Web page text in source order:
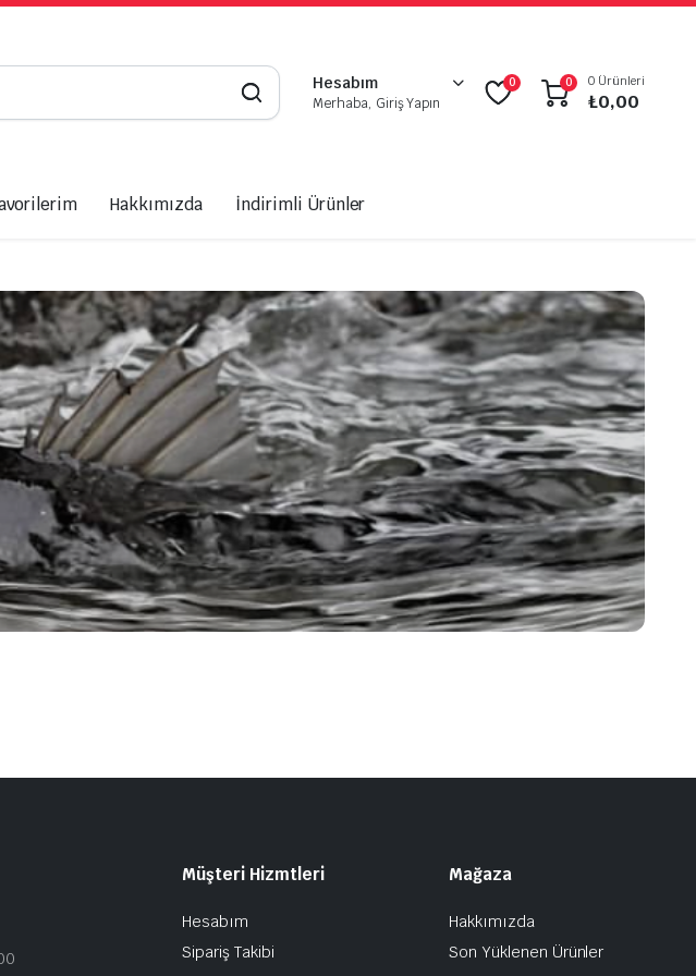
Hesabım
Merhaba, Giriş Yapın
0 0 0 Ürünleri
₺0,00
Hakkımızda İndirimli Ürünler
Müşteri Hizmtleri
Hesabım
Sipariş Takibi
Mağaza
Hakkımızda
Son Yüklenen Ürünler